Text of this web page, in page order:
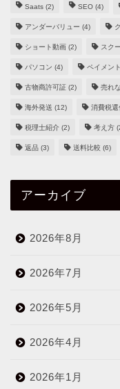
Saats (2) SEO (4)
アンダーバリュー (4)
ショート動画 (2) スク
パソコン (4) ペイメン
古物商許可証 (2) 売れ
海外発送 (12) 消費税還
税理士紹介 (2) 考え方
返品 (3) 送料比較 (6)
アーカイブ
2026年8月
2026年7月
2026年5月
2026年4月
2026年1月